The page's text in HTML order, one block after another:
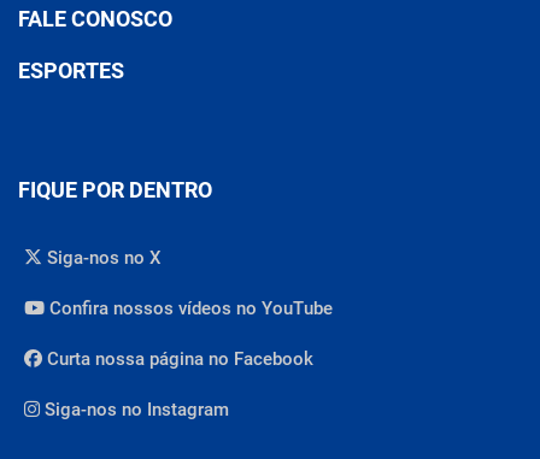
FALE CONOSCO
ESPORTES
FIQUE POR DENTRO
Siga-nos no X
Confira nossos vídeos no YouTube
Curta nossa página no Facebook
Siga-nos no Instagram